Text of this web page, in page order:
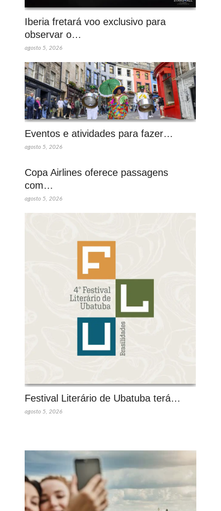
Iberia fretará voo exclusivo para
observar o…
agosto 5, 2026
Eventos e atividades para fazer…
agosto 5, 2026
Copa Airlines oferece passagens
com…
agosto 5, 2026
Festival Literário de Ubatuba terá…
agosto 5, 2026